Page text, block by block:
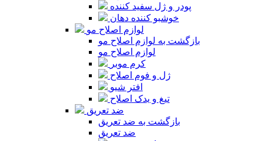
پودر و ژل سفید کننده
خوشبو کننده دهان
لوازم اصلاح مو
بازگشت به لوازم اصلاح مو
لوازم اصلاح مو
کرم موبر
ژل و فوم اصلاح
افتر شیو
تیغ و یدک اصلاح
ضد تعریق
بازگشت به ضد تعریق
ضد تعریق